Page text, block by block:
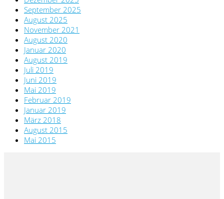
September 2025
August 2025
November 2021
August 2020
Januar 2020
August 2019
Juli 2019
Juni 2019
Mai 2019
Februar 2019
Januar 2019
März 2018
August 2015
Mai 2015